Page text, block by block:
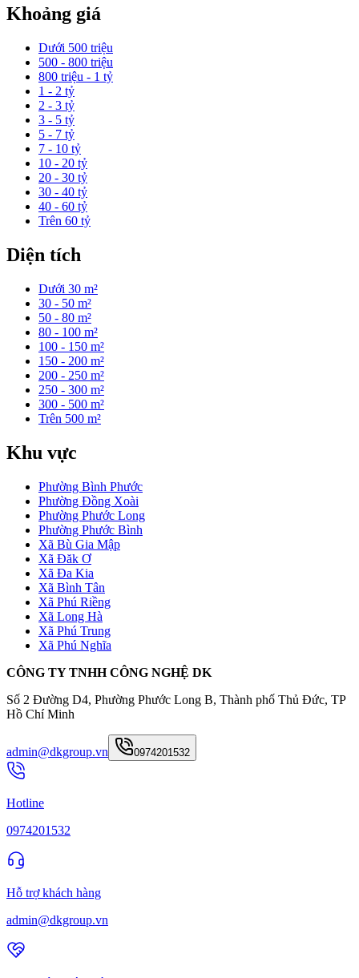
Khoảng giá
Dưới 500 triệu
500 - 800 triệu
800 triệu - 1 tỷ
1 - 2 tỷ
2 - 3 tỷ
3 - 5 tỷ
5 - 7 tỷ
7 - 10 tỷ
10 - 20 tỷ
20 - 30 tỷ
30 - 40 tỷ
40 - 60 tỷ
Trên 60 tỷ
Diện tích
Dưới 30 m²
30 - 50 m²
50 - 80 m²
80 - 100 m²
100 - 150 m²
150 - 200 m²
200 - 250 m²
250 - 300 m²
300 - 500 m²
Trên 500 m²
Khu vực
Phường Bình Phước
Phường Đồng Xoài
Phường Phước Long
Phường Phước Bình
Xã Bù Gia Mập
Xã Đăk Ơ
Xã Đa Kia
Xã Bình Tân
Xã Phú Riềng
Xã Long Hà
Xã Phú Trung
Xã Phú Nghĩa
CÔNG TY TNHH CÔNG NGHỆ DK
Số 2 Đường D4, Phường Phước Long B, Thành phố Thủ Đức, TP
Hồ Chí Minh
admin@dkgroup.vn 0974201532
Hotline
0974201532
Hỗ trợ khách hàng
admin@dkgroup.vn